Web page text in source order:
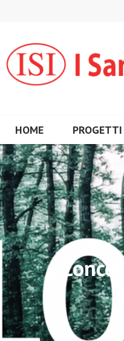
HOME PROGETTI